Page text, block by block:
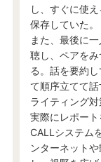
し、すぐに使
保存していた。
また、最後に
聴し、ペアを
る。話を要約
て順序立てて
ライティング対
実際にレポート
CALLシステム
ンターネット